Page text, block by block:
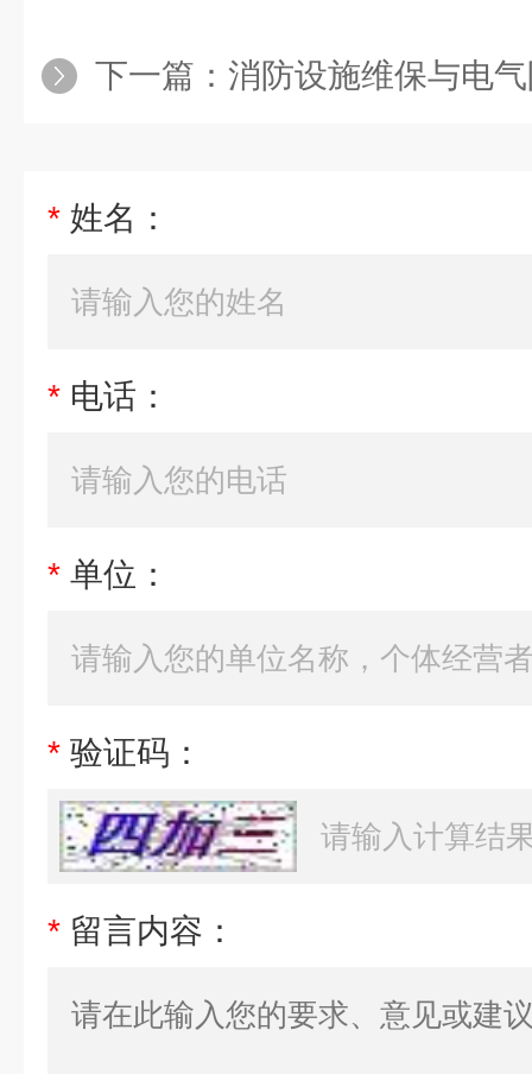
下一篇： 消防设施维保与电气
* 姓名：
* 电话：
* 单位：
* 验证码：
* 留言内容：